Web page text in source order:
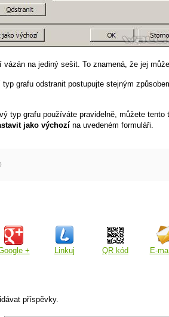
vázán na jediný sešit. To znamená, že jej
grafu odstranit postupujte stejným
typ grafu používáte pravidelně, můžete
jako výchozí na uvedeném formuláři.
+ Linkuj QR kód E-
příspěvky.